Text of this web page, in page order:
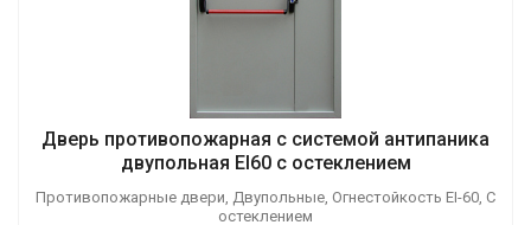
Дверь противопожарная с системой антипаника
двупольная EI60 с остеклением
Противопожарные двери, Двупольные, Огнестойкость EI-60, С
остеклением